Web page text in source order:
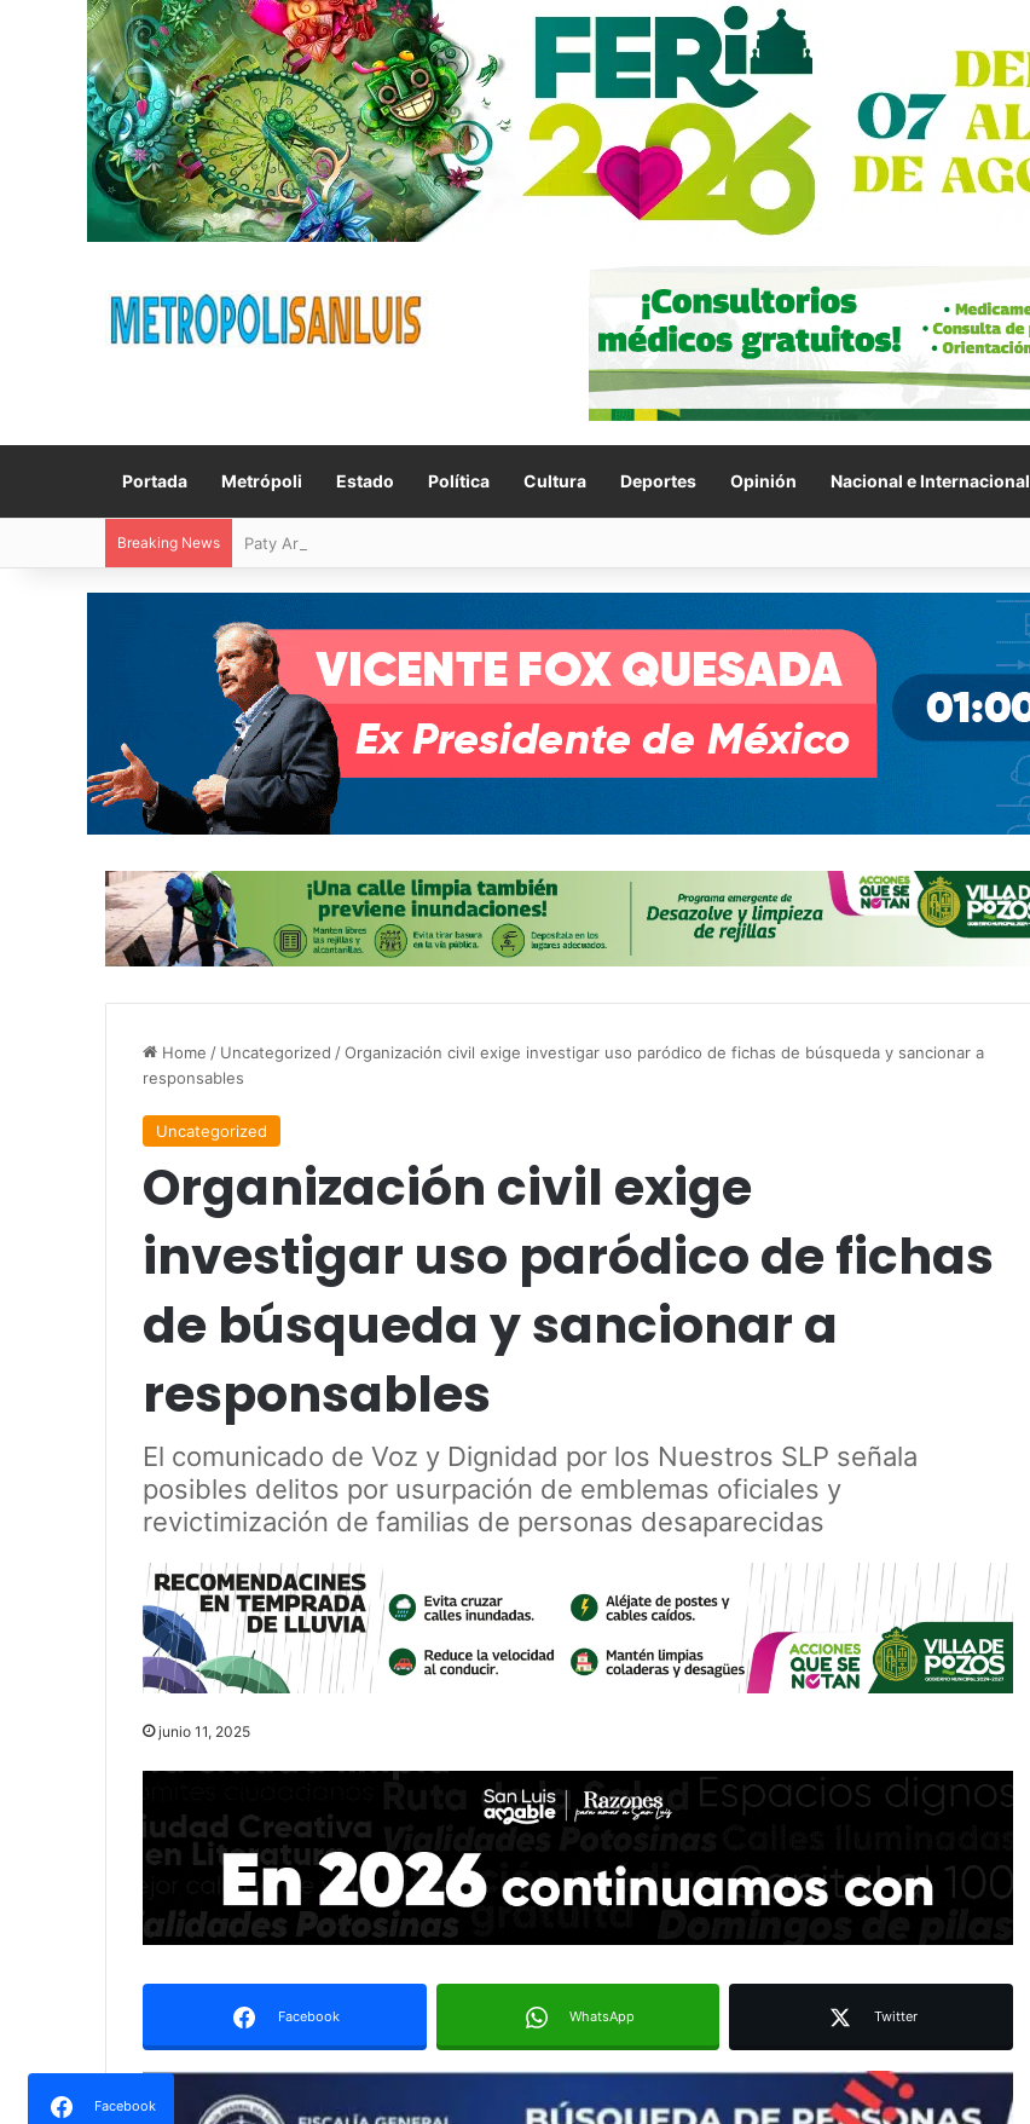
Portada Metrópoli Estado Política Cultura Deportes Opinión Nacional e Internacional
Breaking News Paty Aradillas destaca impacto del nuevo desnivel de Circuito Potosí en la movilidad de Villa de Pozos
Home / Uncategorized /Organización civil exige investigar uso paródico de fichas de búsqueda y sancionar a
responsables
Uncategorized
Organización civil exige
investigar uso paródico de fichas
de búsqueda y sancionar a
responsables
El comunicado de Voz y Dignidad por los Nuestros SLP señala
posibles delitos por usurpación de emblemas oficiales y
revictimización de familias de personas desaparecidas
junio 11, 2025
Facebook WhatsApp Twitter
Facebook